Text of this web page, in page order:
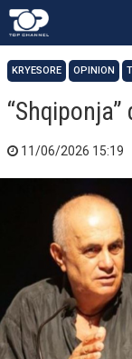
KRYESORE OPINION
“Shqiponja”
11/06/2026 15:19